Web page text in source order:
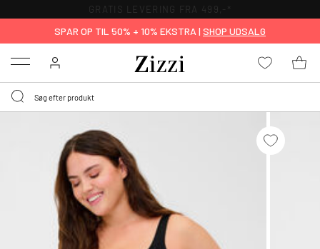
GRATIS LEVERING FRA 499,-*
SPAR OP TIL 50% + 10% EKSTRA | SHOP UDSALG
Menu